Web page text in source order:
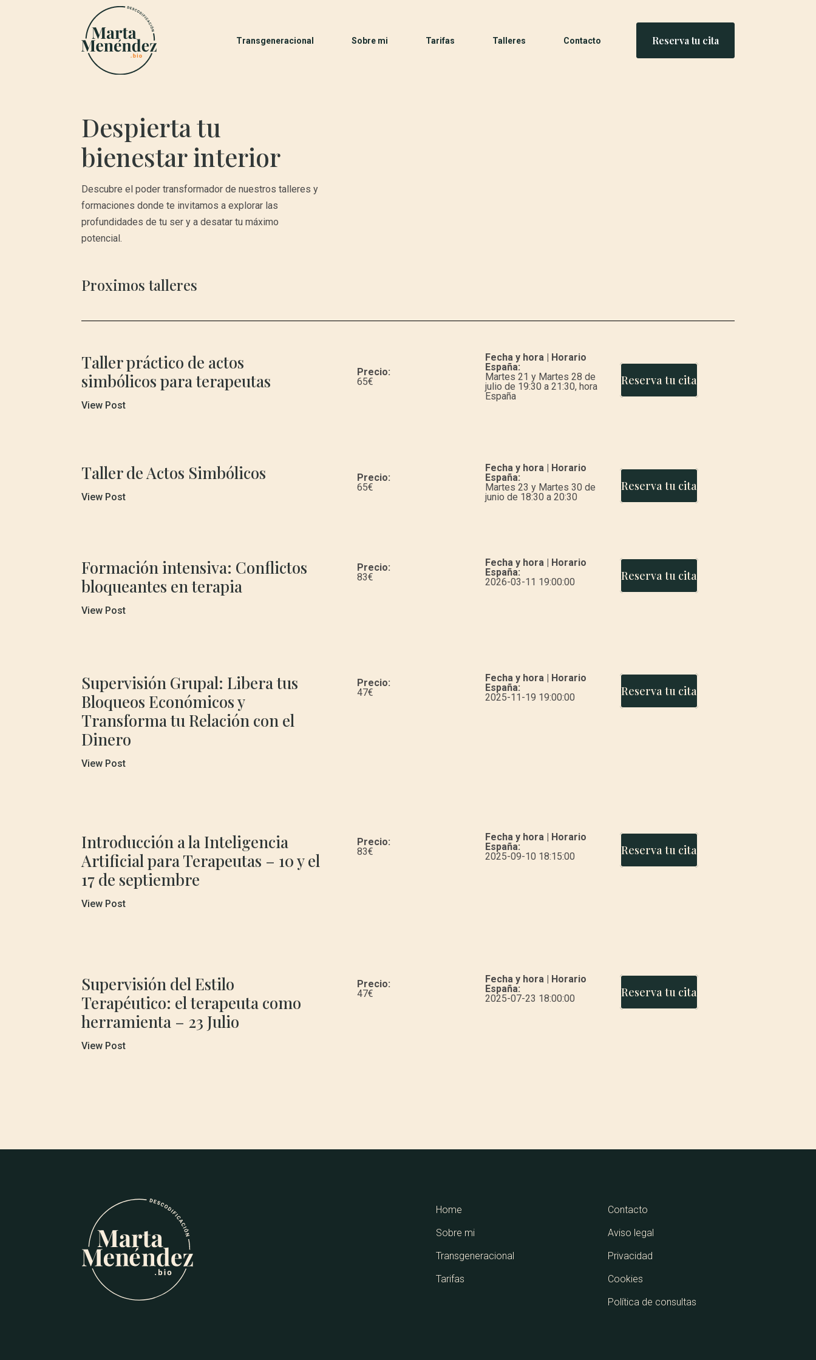
Transgeneracional Sobre mi Tarifas Talleres Contacto Reserva tu cita
Despierta tu
bienestar interior
Descubre el poder transformador de nuestros talleres y
formaciones donde te invitamos a explorar las
profundidades de tu ser y a desatar tu máximo
potencial.
Proximos talleres
Taller práctico de actos
simbólicos para terapeutas
View Post
Precio:
65€
Fecha y hora | Horario
España:
Martes 21 y Martes 28 de
julio de 19:30 a 21:30, hora
España
Reserva tu cita
Taller de Actos Simbólicos
View Post
Precio:
65€
Fecha y hora | Horario
España:
Martes 23 y Martes 30 de
junio de 18:30 a 20:30
Reserva tu cita
Formación intensiva: Conflictos
bloqueantes en terapia
View Post
Precio:
83€
Fecha y hora | Horario
España:
2026-03-11 19:00:00
Reserva tu cita
Supervisión Grupal: Libera tus
Bloqueos Económicos y
Transforma tu Relación con el
Dinero
View Post
Precio:
47€
Fecha y hora | Horario
España:
2025-11-19 19:00:00
Reserva tu cita
Introducción a la Inteligencia
Artificial para Terapeutas – 10 y el
17 de septiembre
View Post
Precio:
83€
Fecha y hora | Horario
España:
2025-09-10 18:15:00
Reserva tu cita
Supervisión del Estilo
Terapéutico: el terapeuta como
herramienta – 23 Julio
View Post
Precio:
47€
Fecha y hora | Horario
España:
2025-07-23 18:00:00
Reserva tu cita
Home
Sobre mi
Transgeneracional
Tarifas
Contacto
Aviso legal
Privacidad
Cookies
Política de consultas